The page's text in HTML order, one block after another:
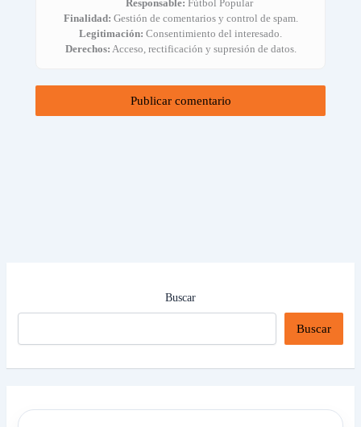
Responsable: Fútbol Popular
Finalidad: Gestión de comentarios y control de spam.
Legitimación: Consentimiento del interesado.
Derechos: Acceso, rectificación y supresión de datos.
Buscar
Buscar